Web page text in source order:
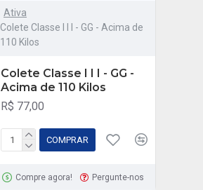
Ativa
Colete Classe I I I - GG - Acima de
110 Kilos
Colete Classe I I I - GG -
Acima de 110 Kilos
R$ 77,00
COMPRAR
Compre agora! Pergunte-nos